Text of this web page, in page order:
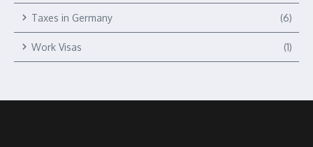
Taxes in Germany (6)
Work Visas (1)